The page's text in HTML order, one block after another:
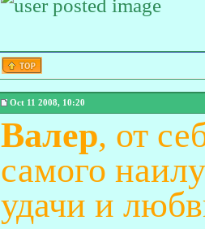
Oct 11 2008, 10:20
Валер, от
самого
удачи и